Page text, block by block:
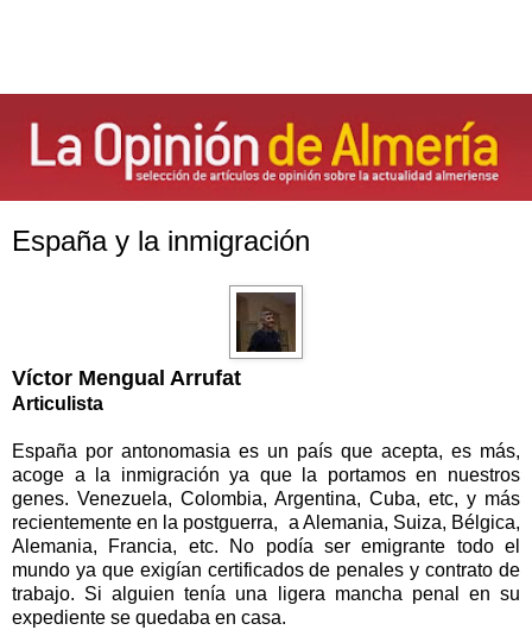
España y la inmigración
Víctor Mengual Arrufat
Articulista
España por antonomasia es un país que acepta, es más,
acoge a la inmigración ya que la portamos en nuestros
genes. Venezuela, Colombia, Argentina, Cuba, etc, y más
recientemente en la postguerra, a Alemania, Suiza, Bélgica,
Alemania, Francia, etc. No podía ser emigrante todo el
mundo ya que exigían certificados de penales y contrato de
trabajo. Si alguien tenía una ligera mancha penal en su
expediente se quedaba en casa.